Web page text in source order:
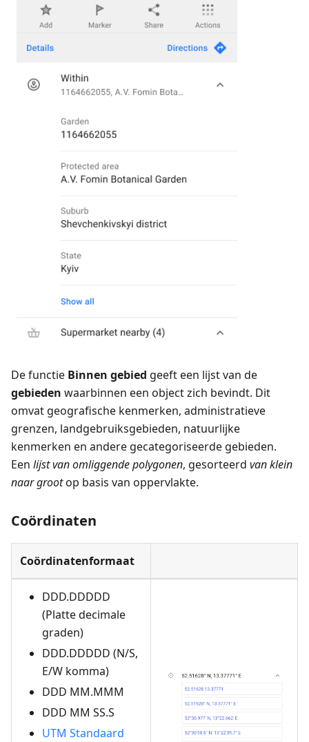
De functie Binnen gebied geeft een lijst van de
gebieden waarbinnen een object zich bevindt. Dit
omvat geografische kenmerken, administratieve
grenzen, landgebruiksgebieden, natuurlijke
kenmerken en andere gecategoriseerde gebieden.
Een lijst van omliggende polygonen, gesorteerd van klein
naar grootop basis van oppervlakte.
Coördinaten
Coördinatenformaat
DDD.DDDDD
(Platte decimale
graden)
DDD.DDDDD (N/S,
E/W komma)
DDD MM.MMM
DDD MM SS.S
UTM Standaard